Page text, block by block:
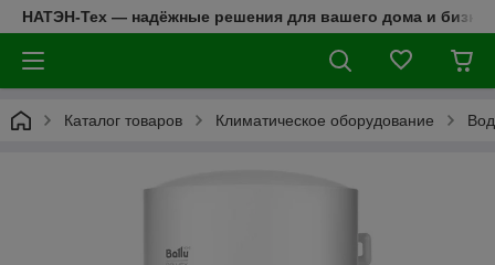
НАТЭН-Тех — надёжные решения для вашего дома и
Каталог товаров Климатическое оборудование